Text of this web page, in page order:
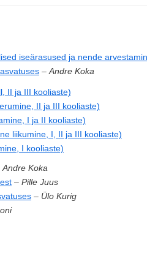
iseärasused ja nende
– Andre Koka
II ja III kooliaste)
II ja III kooliaste)
I ja II kooliaste)
liikumine, I, II ja III kooliaste)
I kooliaste)
Andre Koka
– Pille Juus
– Ülo Kurig